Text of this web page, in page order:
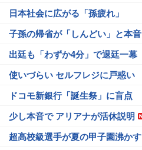
日本社会に広がる「孫疲れ」
子孫の帰省が「しんどい」と本音
出廷も「わずか4分」で退廷一幕
使いづらい セルフレジに戸惑い
ドコモ新銀行「誕生祭」に盲点
少し本音で アリアナが活休説明
超高校級選手が夏の甲子園沸かす